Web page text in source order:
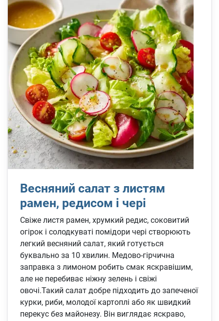
Весняний салат з листям
рамен, редисом і чері
Свіже листя рамен, хрумкий редис, соковитий
огірок і солодкуваті помідори чері створюють
легкий весняний салат, який готується
буквально за 10 хвилин. Медово-гірчична
заправка з лимоном робить смак яскравішим,
але не перебиває ніжну зелень і свіжі
овочі.Такий салат добре підходить до запеченої
курки, риби, молодої картоплі або як швидкий
перекус без майонезу. Він виглядає яскраво,